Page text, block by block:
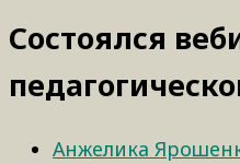
Состоялся
Анжелика